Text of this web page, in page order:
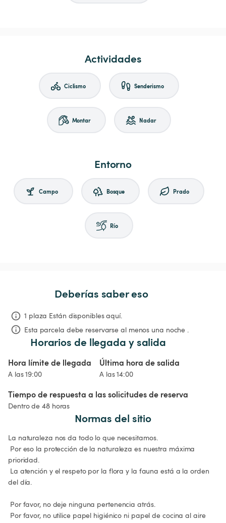
Actividades
Ciclismo Senderismo
Montar Nadar
Entorno
Campo Bosque Prado
Río
Deberías saber eso
1 plaza Están disponibles aquí.
Esta parcela debe reservarse al menos una noche .
Horarios de llegada y salida
Hora límite de llegada
A las 19:00
Última hora de salida
A las 14:00
Tiempo de respuesta a las solicitudes de reserva
Dentro de 48 horas
Normas del sitio
La naturaleza nos da todo lo que necesitamos.
prioridad.
del día.